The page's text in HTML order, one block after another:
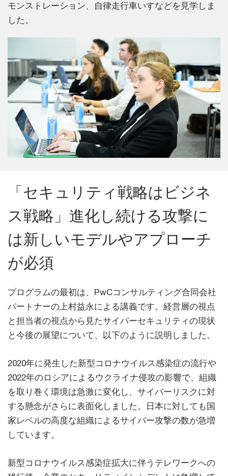
モンストレーション、自律走行車いすなどを見学しま
した。
「セキュリティ戦略はビジネ
ス戦略」進化し続ける攻撃に
は新しいモデルやアプローチ
が必須
プログラムの最初は、PwCコンサルティング合同会社
パートナーの上村益永による講義です。経営層の視点
と担当者の視点から見たサイバーセキュリティの現状
と今後の展望について、以下のように説明しました。
2020年に発生した新型コロナウイルス感染症の流行や
2022年のロシアによるウクライナ侵攻の影響で、組織
を取り巻く環境は急激に変化し、サイバーリスクに対
する懸念がさらに表面化しました。日本に対しても国
家レベルの高度な組織によるサイバー攻撃の数が急増
しています。
新型コロナウイルス感染症拡大に伴うテレワークへの